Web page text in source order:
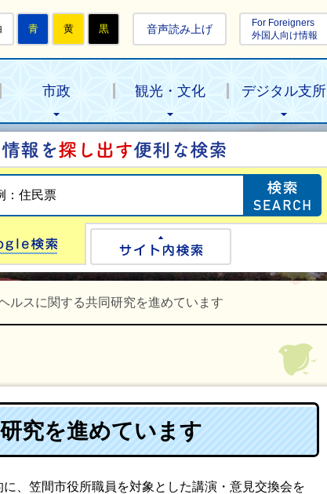
青 黄 黒 音声読み上げ
For Foreigners
外国人向け情報
市政 観光・文化 デジタル支所
Google検索
ルスに関する共同研究を進めています
究を進めています
、笠間市役所職員を対象とした講演・意見交換会を